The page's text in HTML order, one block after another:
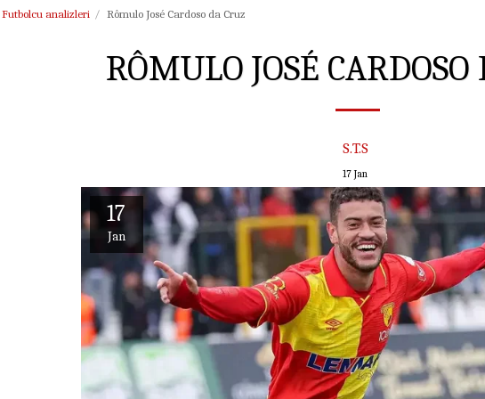
Futbolcu analizleri Rômulo José Cardoso da Cruz
RÔMULO JOSÉ CARDOSO
S.T.S
17Jan
17
Jan